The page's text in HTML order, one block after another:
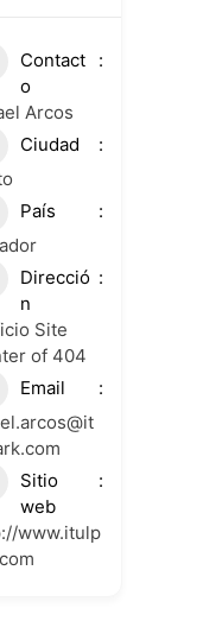
Contact
o
Arcos
Ciudad
País
Direcció
n
Site
of 404
Email
Sitio
web
www.itulp